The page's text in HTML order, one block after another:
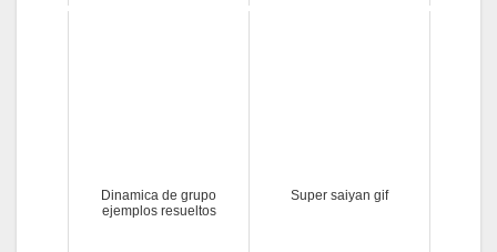
Dinamica de grupo
ejemplos resueltos
Super saiyan gif